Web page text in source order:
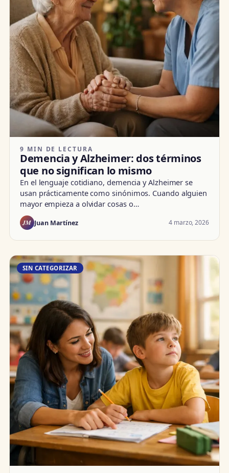
9 MIN DE LECTURA
Demencia y Alzheimer: dos términos
que no significan lo mismo
En el lenguaje cotidiano, demencia y Alzheimer se
usan prácticamente como sinónimos. Cuando alguien
mayor empieza a olvidar cosas o…
JM Juan Martínez 4 marzo, 2026
SIN CATEGORIZAR